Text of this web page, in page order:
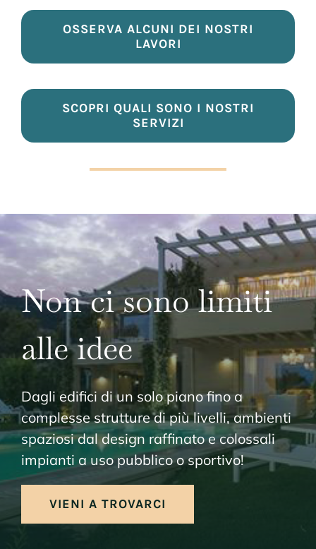
OSSERVA ALCUNI DEI NOSTRI
LAVORI
SCOPRI QUALI SONO I NOSTRI
SERVIZI
Non ci sono limiti
alle idee
Dagli edifici di un solo piano fino a
complesse strutture di più livelli, ambienti
spaziosi dal design raffinato e colossali
impianti a uso pubblico o sportivo!
VIENI A TROVARCI